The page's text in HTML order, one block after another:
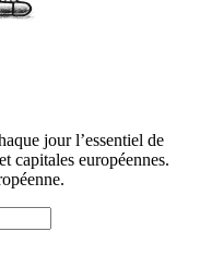
jour l’essentiel de
capitales européennes.